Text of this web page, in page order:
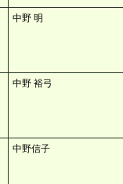
中野 明
中野 裕弓
中野信子